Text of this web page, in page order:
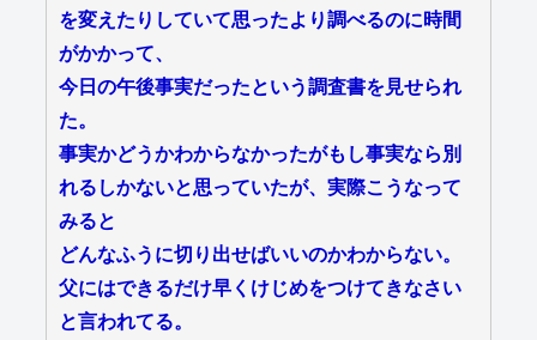
を変えたりしていて思ったより調べるのに時間
がかかって、
今日の午後事実だったという調査書を見せられ
た。
事実かどうかわからなかったがもし事実なら別
れるしかないと思っていたが、実際こうなって
みると
どんなふうに切り出せばいいのかわからない。
父にはできるだけ早くけじめをつけてきなさい
と言われてる。